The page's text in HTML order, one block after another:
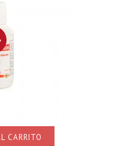
CARRITO